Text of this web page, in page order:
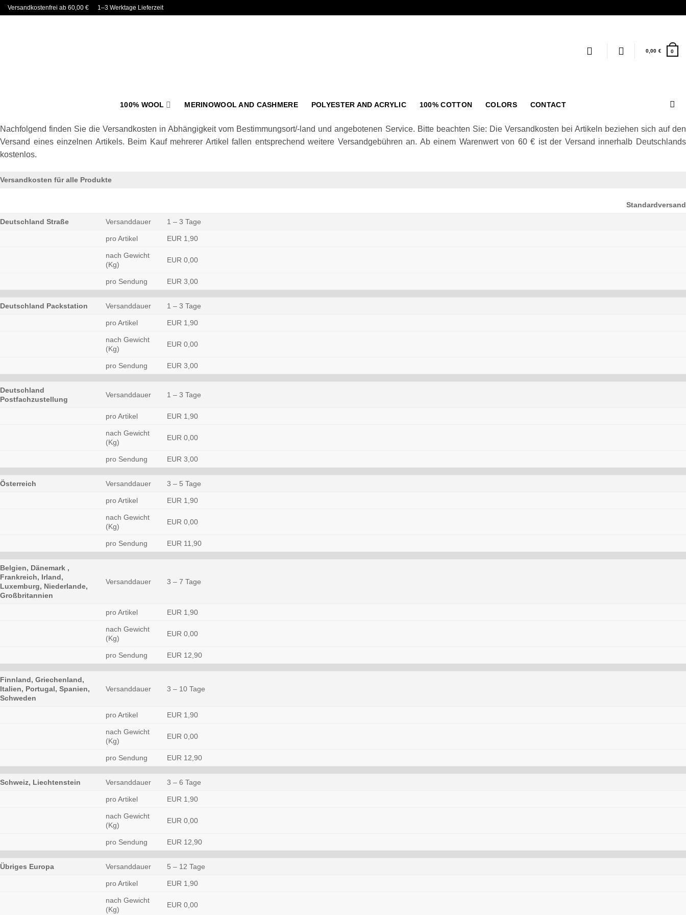
SkipVersandkostenfrei ab 60,00 € 1–3 Werktage Lieferzeit
0,00 € 0
100% WOOL MERINOWOOL AND CASHMERE POLYESTER AND ACRYLIC 100% COTTON COLORS CONTACT
Nachfolgend finden Sie die Versandkosten in Abhängigkeit vom Bestimmungsort/-land und angebotenen Service. Bitte beachten Sie: Die Versandkosten bei Artikeln beziehen sich auf den
Versand eines einzelnen Artikels. Beim Kauf mehrerer Artikel fallen entsprechend weitere Versandgebühren an. Ab einem Warenwert von 60 € ist der Versand innerhalb Deutschlands
kostenlos.
Versandkosten für alle Produkte
Standardversand
Deutschland Straße Versanddauer 1 – 3 Tage
pro Artikel EUR 1,90
nach Gewicht
(Kg)
EUR 0,00
pro Sendung EUR 3,00
Deutschland Packstation Versanddauer 1 – 3 Tage
pro Artikel EUR 1,90
nach Gewicht
(Kg)
EUR 0,00
pro Sendung EUR 3,00
Deutschland
Postfachzustellung
Versanddauer 1 – 3 Tage
pro Artikel EUR 1,90
nach Gewicht
(Kg)
EUR 0,00
pro Sendung EUR 3,00
Österreich Versanddauer 3 – 5 Tage
pro Artikel EUR 1,90
nach Gewicht
(Kg)
EUR 0,00
pro Sendung EUR 11,90
Belgien, Dänemark ,
Frankreich, Irland,
Luxemburg, Niederlande,
Großbritannien
Versanddauer 3 – 7 Tage
pro Artikel EUR 1,90
nach Gewicht
(Kg)
EUR 0,00
pro Sendung EUR 12,90
Finnland, Griechenland,
Italien, Portugal, Spanien,
Schweden
Versanddauer 3 – 10 Tage
pro Artikel EUR 1,90
nach Gewicht
(Kg)
EUR 0,00
pro Sendung EUR 12,90
Schweiz, Liechtenstein Versanddauer 3 – 6 Tage
pro Artikel EUR 1,90
nach Gewicht
(Kg)
EUR 0,00
pro Sendung EUR 12,90
Übriges Europa Versanddauer 5 – 12 Tage
pro Artikel EUR 1,90
nach Gewicht
(Kg)
EUR 0,00